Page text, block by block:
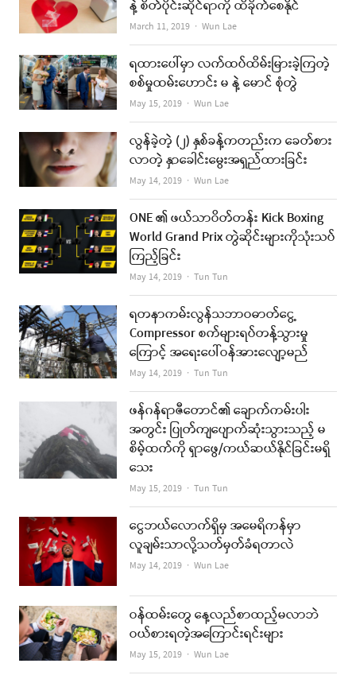
နဲ့ စိတ်ပိုင်းဆိုင်ရာကို ထိခိုက်စေနိုင်
March 11, 2019 Author
Wun Lae
ရထားပေါ်မှာ လက်ထပ်ထိမ်းမြားခဲ့ကြတဲ့
စစ်မှုထမ်းဟောင်း မ နဲ့ မောင် စုံတွဲ
May 15, 2019 Author
Wun Lae
လွန်ခဲ့တဲ့ (၂) နှစ်ခန့်ကတည်းက ခေတ်စား
လာတဲ့ နှာခေါင်းမွေးအရှည်ထားခြင်း
May 14, 2019 Author
Wun Lae
ONE ၏ ဖယ်သာဝိတ်တန်း Kick Boxing
World Grand Prix တွဲဆိုင်းများကိုသုံးသပ်
ကြည့်ခြင်း
May 14, 2019 Author
Tun Tun
ရတနာကမ်းလွန်သဘာဝဓာတ်ငွေ့
Compressor စက်များရပ်တန့်သွားမှု
ကြောင့် အရေးပေါ်ဝန်အားလျော့မည်
May 14, 2019 Author
Tun Tun
ဖန်ဂန်ရာဇီတောင်၏ ချောက်ကမ်းပါး
အတွင်း ပြုတ်ကျပျောက်ဆုံးသွားသည့် မ
စိမ့်ထက်ကို ရှာဖွေ/ကယ်ဆယ်နိုင်ခြင်းမရှိ
သေး
May 15, 2019 Author
Tun Tun
ငွေဘယ်လောက်ရှိမှ အမေရိကန်မှာ
လူချမ်းသာလို့သတ်မှတ်ခံရတာလဲ
May 14, 2019 Author
Wun Lae
ဝန်ထမ်းတွေ နေ့လည်စာထည့်မလာဘဲ
ဝယ်စားရတဲ့အကြောင်းရင်းများ
May 15, 2019 Author
Wun Lae